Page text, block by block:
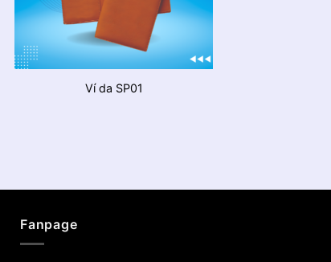
Ví da SP01
Fanpage